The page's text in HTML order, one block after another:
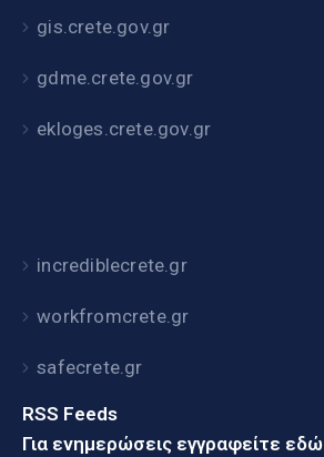
gis.crete.gov.gr
gdme.crete.gov.gr
ekloges.crete.gov.gr
incrediblecrete.gr
workfromcrete.gr
safecrete.gr
RSS Feeds
Για ενημερώσεις εγγραφείτε εδώ